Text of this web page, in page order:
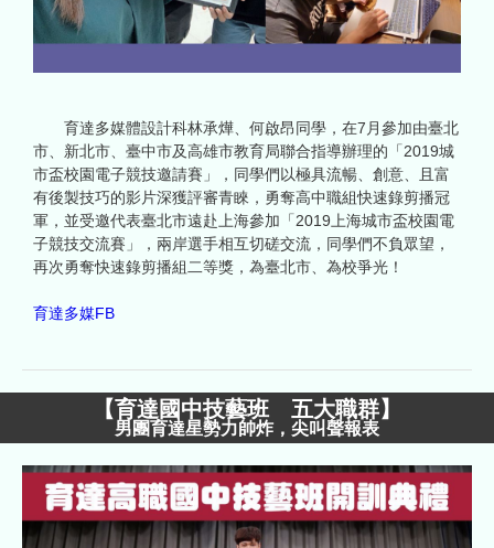
育達多媒體設計科林承燁、何啟昂同學，在7月參加由臺北
市、新北市、臺中市及高雄市教育局聯合指導辦理的「2019城
市盃校園電子競技邀請賽」，同學們以極具流暢、創意、且富
有後製技巧的影片深獲評審青睞，勇奪高中職組快速錄剪播冠
軍，並受邀代表臺北市遠赴上海參加「2019上海城市盃校園電
子競技交流賽」，兩岸選手相互切磋交流，同學們不負眾望，
再次勇奪快速錄剪播組二等獎，為臺北市、為校爭光！
育達多媒FB
【育達國中技藝班 五大職群】
男團育達星勢力帥炸，尖叫聲報表